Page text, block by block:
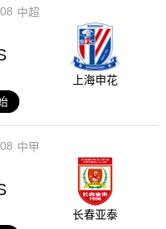
中超
上海申花
中甲
长春亚泰